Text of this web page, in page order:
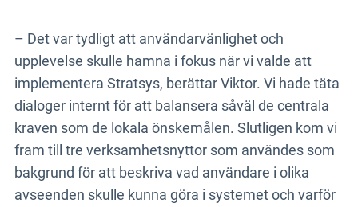
– Det var tydligt att användarvänlighet och
upplevelse skulle hamna i fokus när vi valde att
implementera Stratsys, berättar Viktor. Vi hade täta
dialoger internt för att balansera såväl de centrala
kraven som de lokala önskemålen. Slutligen kom vi
fram till tre verksamhetsnyttor som användes som
bakgrund för att beskriva vad användare i olika
avseenden skulle kunna göra i systemet och varför